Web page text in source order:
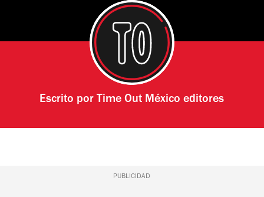
Escrito por Time Out México editores
PUBLICIDAD